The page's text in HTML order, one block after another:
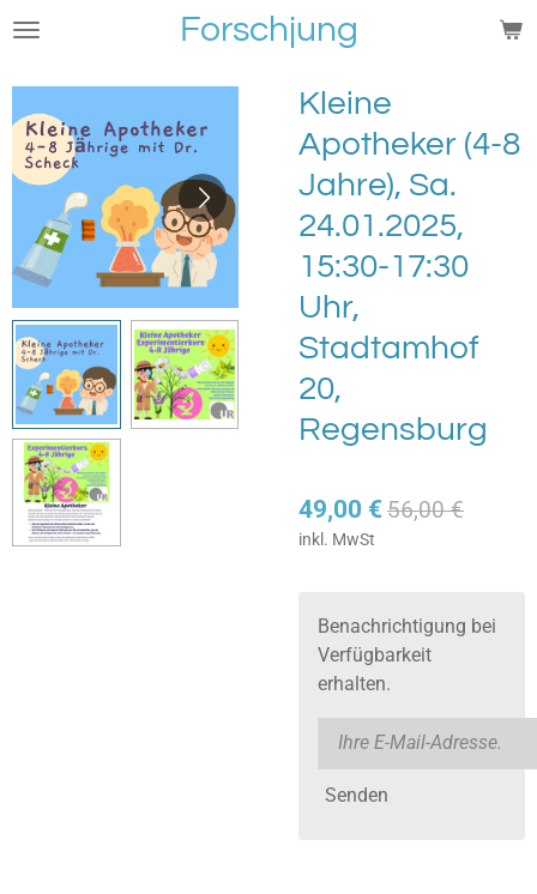
Zum
springen
Forschjung
Kleine
Apotheker (4-8
Jahre), Sa.
24.01.2025,
15:30-17:30
Uhr,
Stadtamhof
20,
Regensburg
49,00 € 56,00 €
inkl. MwSt
Benachrichtigung bei
Verfügbarkeit
erhalten.
Senden